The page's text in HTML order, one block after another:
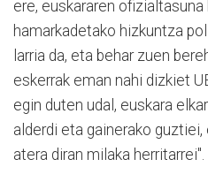
ere, euskararen
hamarkadetako hizkuntza
larria da, eta behar zuen
eskerrak eman nahi dizkiet
egin duten udal, euskara
alderdi eta gainerako
atera diran milaka herritarrei".